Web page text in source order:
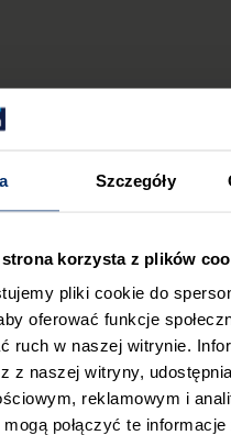
Szczegóły
korzysta z plików
pliki cookie do
oferować funkcje
ruch w naszej witrynie.
z naszej witryny,
reklamowym i
połączyć te
W SKLEPIE